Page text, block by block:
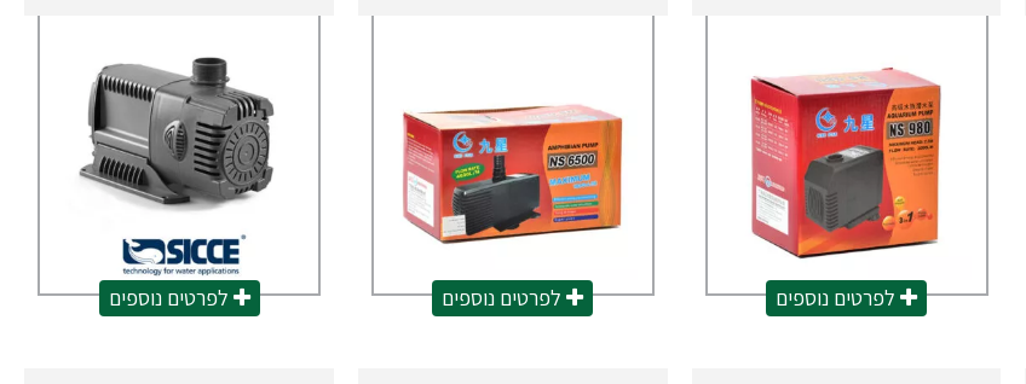
לפרטים נוספים לפרטים נוספים לפרטים נוספים